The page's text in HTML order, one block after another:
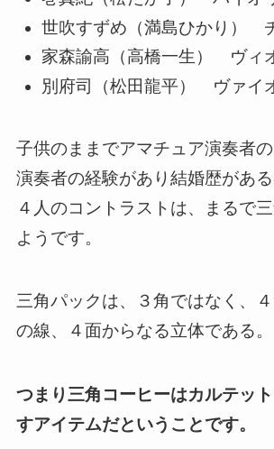
世吹すずめ（満島ひかり）
家森諭高（高橋一生） ヴィ
別府司（松田龍平） ヴァイ
子供のままでアマチュア演奏者
演奏者の経験があり結婚歴があ
４人のコントラストは、まるで
ようです。
三角パックは、３角ではなく、
の線、４面からなる立体である。
つまり三角コーヒーはカルテッ
すアイテムだということです。